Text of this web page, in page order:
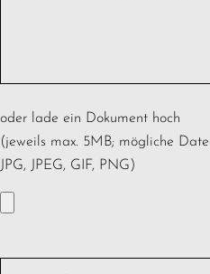
oder lade ein Dokument hoch
(jeweils max. 5MB; mögliche
JPG, JPEG, GIF, PNG)